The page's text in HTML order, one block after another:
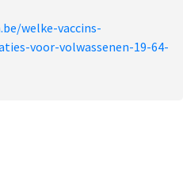
welke-vaccins-
voor-volwassenen-19-64-